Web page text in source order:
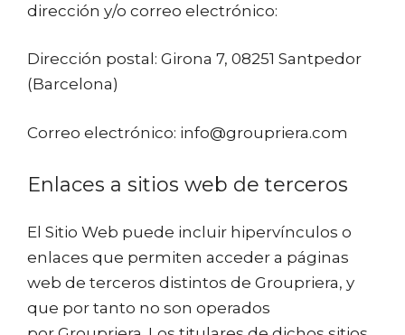
dirección y/o correo electrónico:
Dirección postal: Girona 7, 08251 Santpedor
(Barcelona)
Correo electrónico: info@groupriera.com
Enlaces a sitios web de terceros
El Sitio Web puede incluir hipervínculos o
enlaces que permiten acceder a páginas
web de terceros distintos de Groupriera, y
que por tanto no son operados